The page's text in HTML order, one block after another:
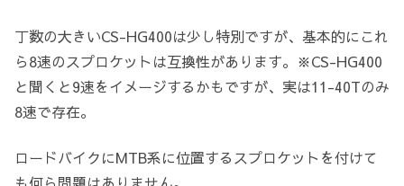
丁数の大きいCS-HG400は少し特別ですが、基本的にこれ
ら8速のスプロケットは互換性があります。 ※CS-HG400
と聞くと9速をイメージするかもですが、実は11-40Tのみ
8速で存在。
ロードバイクにMTB系に位置するスプロケットを付けて